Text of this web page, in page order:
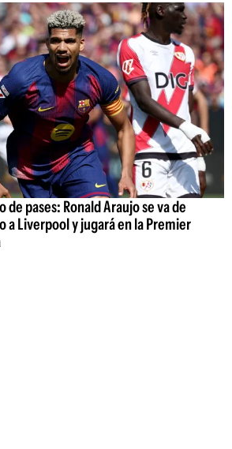
de pases: Ronald Araujo se va de
a Liverpool y jugará en la Premier